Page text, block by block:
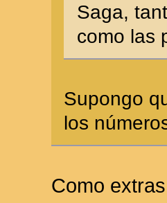
Saga,
como las
Supongo
los
Como